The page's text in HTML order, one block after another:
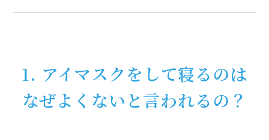
1. アイマスクをして寝るのは
なぜよくないと言われるの？